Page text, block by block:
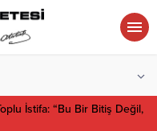
İstifa: “Bu Bir Bitiş Değil,